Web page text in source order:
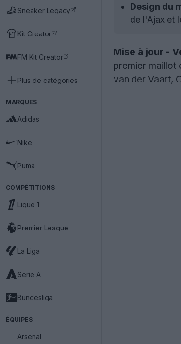
Sneaker Legacy
Kit Creator
FM Kit Creator
Plus de catégories
MARQUES
Adidas
Nike
Puma
COMPÉTITIONS
Ligue 1
Premier League
La Liga
Serie A
Bundesliga
ÉQUIPES
Arsenal
Design du
de l'Ajax et
Mise à jour -
premier maillot
van der Vaart,